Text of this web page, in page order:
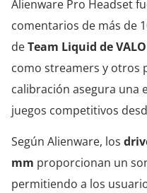
Alienware Pro Headset
comentarios de más de
deTeam Liquid de
como streamers y otros
calibración asegura una
juegos competitivos
Según Alienware, los
mm proporcionan un
permitiendo a los